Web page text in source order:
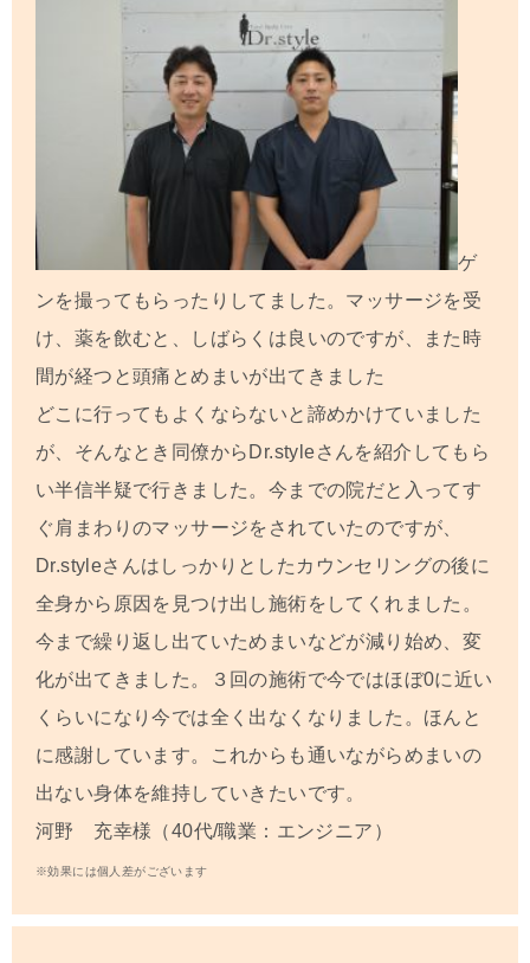
ゲ
ンを撮ってもらったりしてました。マッサージを受
け、薬を飲むと、しばらくは良いのですが、また時
間が経つと頭痛とめまいが出てきました
どこに行ってもよくならないと諦めかけていました
が、そんなとき同僚からDr.styleさんを紹介してもら
い半信半疑で行きました。今までの院だと入ってす
ぐ肩まわりのマッサージをされていたのですが、
Dr.styleさんはしっかりとしたカウンセリングの後に
全身から原因を見つけ出し施術をしてくれました。
今まで繰り返し出ていためまいなどが減り始め、変
化が出てきました。３回の施術で今ではほぼ0に近い
くらいになり今では全く出なくなりました。ほんと
に感謝しています。これからも通いながらめまいの
出ない身体を維持していきたいです。
河野 充幸様（40代/職業：エンジニア）
※効果には個人差がございます